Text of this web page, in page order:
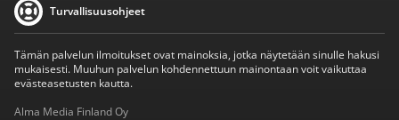
Turvallisuusohjeet
Tämän palvelun ilmoitukset ovat mainoksia, jotka näytetään sinulle hakusi
mukaisesti. Muuhun palvelun kohdennettuun mainontaan voit vaikuttaa
evästeasetusten kautta.
Alma Media Finland Oy